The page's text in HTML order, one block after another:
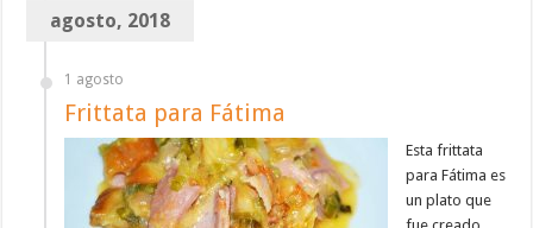
agosto, 2018
1 agosto
Frittata para Fátima
Esta frittata
para Fátima es
un plato que